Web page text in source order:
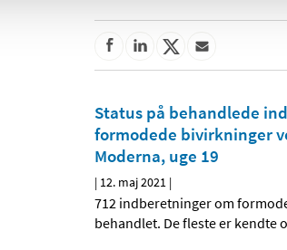
Status på behandlede
formodede bivirkninger
Moderna, uge 19
| 12. maj 2021 |
712 indberetninger om
behandlet. De fleste er kendte